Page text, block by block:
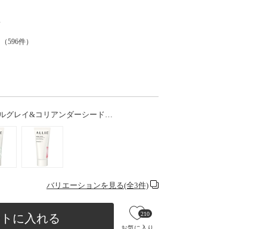
（596件）
グレイ&コリアンダーシード…
バリエーションを見る(全3件)
に入れる 210